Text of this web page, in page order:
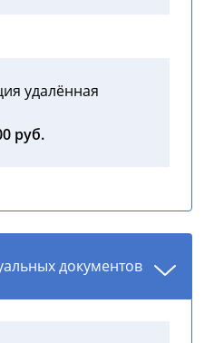
удалённая
руб.
документов